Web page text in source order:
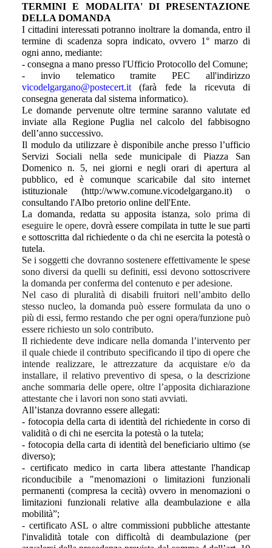
TERMINI E MODALITA' DI PRESENTAZIONE
DELLA DOMANDA
I cittadini interessati potranno inoltrare la domanda, entro il
termine di scadenza sopra indicato, ovvero 1° marzo di
ogni anno, mediante:
- consegna a mano presso l'Ufficio Protocollo del Comune;
- invio telematico tramite PEC all'indirizzo
vicodelgargano@postecert.it(farà fede la ricevuta di
consegna generata dal sistema informatico).
Le domande pervenute oltre termine saranno valutate ed
inviate alla Regione Puglia nel calcolo del fabbisogno
dell’anno successivo.
Il modulo da utilizzare è disponibile anche presso l’ufficio
Servizi Sociali nella sede municipale di Piazza San
Domenico n. 5, nei giorni e negli orari di apertura al
pubblico, ed è comunque scaricabile dal sito internet
istituzionale (http://www.comune.vicodelgargano.it) o
consultando l'Albo pretorio online dell'Ente.
La domanda, redatta su apposita istanza, solo prima di
eseguire le opere, dovrà essere compilata in tutte le sue parti
e sottoscritta dal richiedente o da chi ne esercita la potestà o
tutela.
Se i soggetti che dovranno sostenere effettivamente le spese
sono diversi da quelli su definiti, essi devono sottoscrivere
la domanda per conferma del contenuto e per adesione.
Nel caso di pluralità di disabili fruitori nell’ambito dello
stesso nucleo, la domanda può essere formulata da uno o
più di essi, fermo restando che per ogni opera/funzione può
essere richiesto un solo contributo.
Il richiedente deve indicare nella domanda l’intervento per
il quale chiede il contributo specificando il tipo di opere che
intende realizzare, le attrezzature da acquistare e/o da
installare, il relativo preventivo di spesa, o la descrizione
anche sommaria delle opere, oltre l’apposita dichiarazione
attestante che i lavori non sono stati avviati.
All’istanza dovranno essere allegati:
- fotocopia della carta di identità del richiedente in corso di
validità o di chi ne esercita la potestà o la tutela;
- fotocopia della carta di identità del beneficiario ultimo (se
diverso);
- certificato medico in carta libera attestante l'handicap
riconducibile a "menomazioni o limitazioni funzionali
permanenti (compresa la cecità) ovvero in menomazioni o
limitazioni funzionali relative alla deambulazione e alla
mobilità”;
- certificato ASL o altre commissioni pubbliche attestante
l'invalidità totale con difficoltà di deambulazione (per